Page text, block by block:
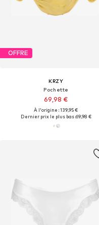
OFFRE
KRZY
Pochette
69,98 €
À l'origine : 139,95 €
Dernier prix le plus bas :69,98 €